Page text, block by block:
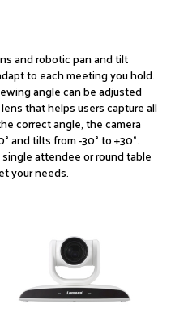
and robotic pan and tilt
to each meeting you hold.
angle can be adjusted
that helps users capture all
correct angle, the camera
and tilts from -30° to +30°.
attendee or round table
your needs.